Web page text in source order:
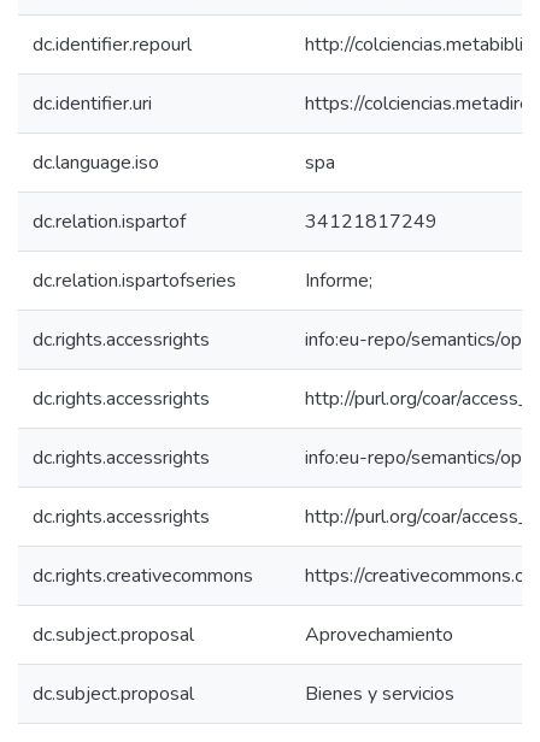
dc.identifier.repourl http://
dc.identifier.uri https://
dc.language.iso spa
dc.relation.ispartof 34121817249
dc.relation.ispartofseries Informe;
dc.rights.accessrights info:eu-repo/semantics/
dc.rights.accessrights http://purl.org/coar/
dc.rights.accessrights info:eu-repo/semantics/
dc.rights.accessrights http://purl.org/coar/
dc.rights.creativecommons https://
dc.subject.proposal Aprovechamiento
dc.subject.proposal Bienes y servicios